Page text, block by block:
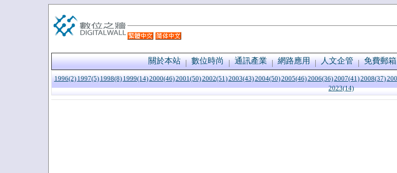
關於本站 數位時尚 通訊產業 網路應用 人文企管 免費郵箱
1996(2) 1997(5) 1998(8) 1999(14)2000(46)2001(50)2002(51)2003(43)2004(50)2005(46)2006(36)2007(41)2008(37)
2023(14)